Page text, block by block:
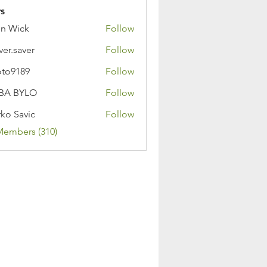
Wick
Follow
Follow
Follow
BYLO
Follow
Savic
Follow
(310)